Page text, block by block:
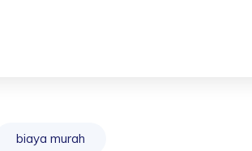
biaya murah